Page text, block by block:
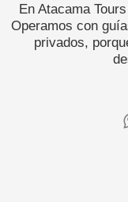
En Atacama
Operamos con
privados,